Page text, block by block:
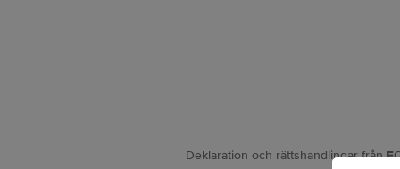
Deklaration och rättshandlingar från